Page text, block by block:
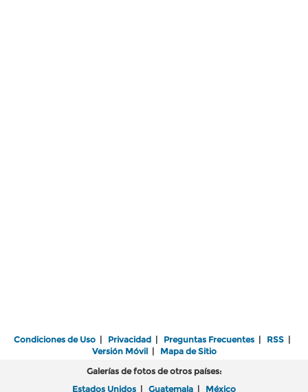
Condiciones de Uso | Privacidad | Preguntas Frecuentes | RSS |
Versión Móvil| Mapa de Sitio
Galerías de fotos de otros países:
Estados Unidos | Guatemala | México